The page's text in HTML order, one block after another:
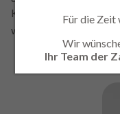
Kollegen sowie
willkommen!
Für die Zeit
Wir
Ihr Team der